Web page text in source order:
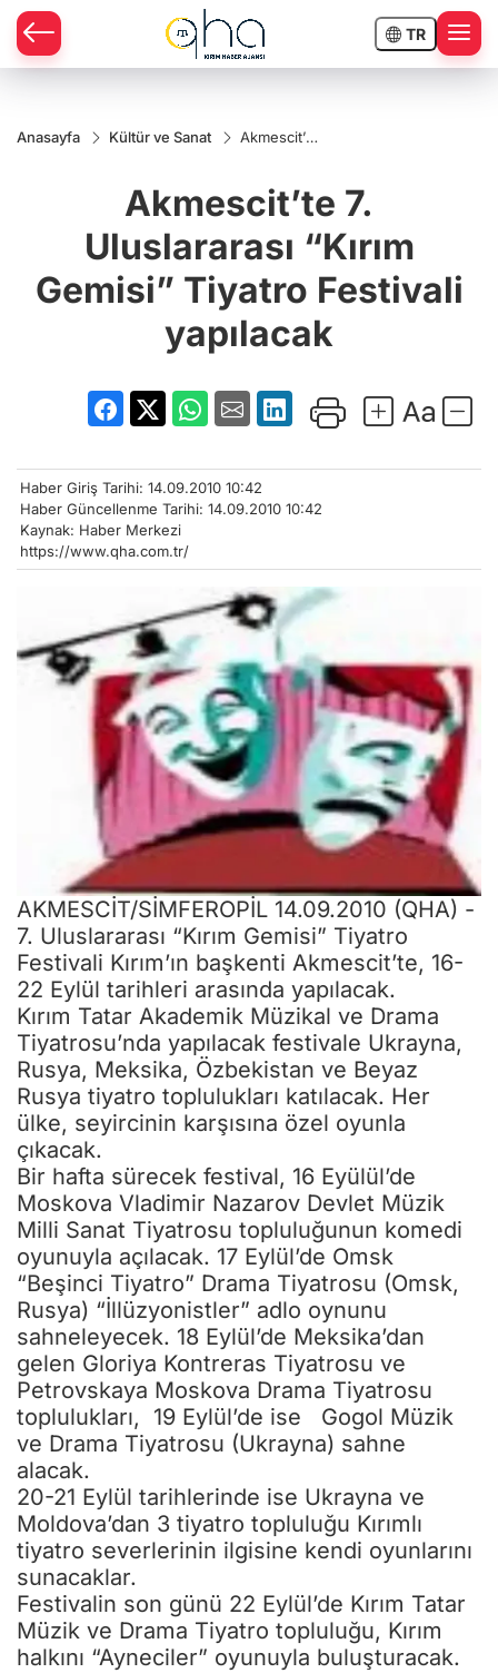
TR
Anasayfa Kültür ve Sanat
Akmescit’te
“Kırım
Gemisi”
Festivali
yapılacak
Akmescit’te 7.
Uluslararası “Kırım
Gemisi” Tiyatro Festivali
yapılacak
Haber Giriş Tarihi: 14.09.2010 10:42
Haber Güncellenme Tarihi: 14.09.2010 10:42
Kaynak: Haber Merkezi
https://www.qha.com.tr/
AKMESCİT/SİMFEROPİL 14.09.2010 (QHA) -
7. Uluslararası “Kırım Gemisi” Tiyatro
Festivali Kırım’ın başkenti Akmescit’te, 16-
22 Eylül tarihleri arasında yapılacak.
Kırım Tatar Akademik Müzikal ve Drama
Tiyatrosu’nda yapılacak festivale Ukrayna,
Rusya, Meksika, Özbekistan ve Beyaz
Rusya tiyatro toplulukları katılacak. Her
ülke, seyircinin karşısına özel oyunla
çıkacak.
Bir hafta sürecek festival, 16 Eyülül’de
Moskova Vladimir Nazarov Devlet Müzik
Milli Sanat Tiyatrosu topluluğunun komedi
oyunuyla açılacak. 17 Eylül’de Omsk
“Beşinci Tiyatro” Drama Tiyatrosu (Omsk,
Rusya) “İllüzyonistler” adlo oynunu
sahneleyecek. 18 Eylül’de Meksika’dan
gelen Gloriya Kontreras Tiyatrosu ve
Petrovskaya Moskova Drama Tiyatrosu
toplulukları, 19 Eylül’de ise Gogol Müzik
ve Drama Tiyatrosu (Ukrayna) sahne
alacak.
20-21 Eylül tarihlerinde ise Ukrayna ve
Moldova’dan 3 tiyatro topluluğu Kırımlı
tiyatro severlerinin ilgisine kendi oyunlarını
sunacaklar.
Festivalin son günü 22 Eylül’de Kırım Tatar
Müzik ve Drama Tiyatro topluluğu, Kırım
halkını “Ayneciler” oyunuyla buluşturacak.